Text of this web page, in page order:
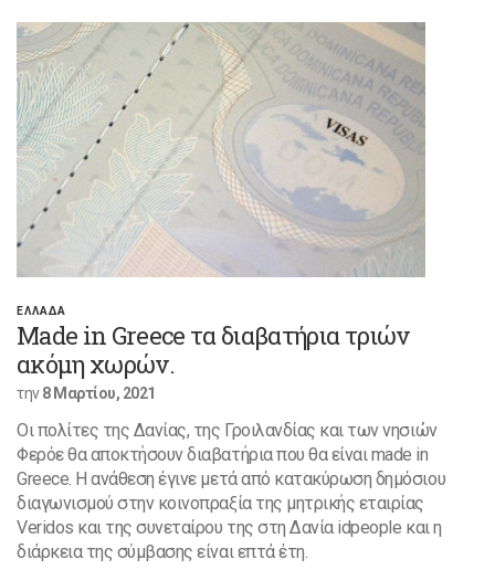
ΕΛΛΑΔΑ
Made in Greece τα διαβατήρια τριών
ακόμη χωρών.
την8 Μαρτίου, 2021
Οι πολίτες της Δανίας, της Γροιλανδίας και των νησιών
Φερόε θα αποκτήσουν διαβατήρια που θα είναι made in
Greece. Η ανάθεση έγινε μετά από κατακύρωση δημόσιου
διαγωνισμού στην κοινοπραξία της μητρικής εταιρίας
Veridos και της συνεταίρου της στη Δανία idpeople και η
διάρκεια της σύμβασης είναι επτά έτη.